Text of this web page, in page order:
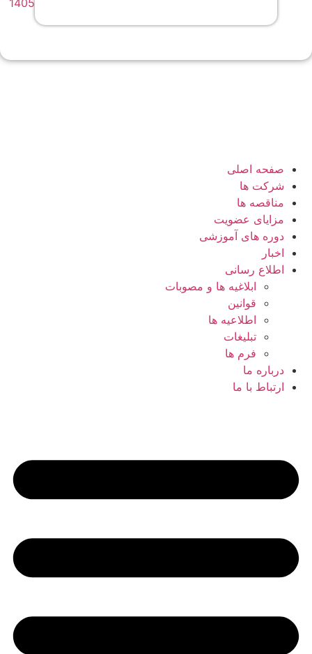
صفحه اصلی
شرکت ها
مناقصه ها
مزایای عضویت
دوره های آموزشی
اخبار
اطلاع رسانی
ابلاغیه ها و مصوبات
قوانین
اطلاعیه ها
تبلیغات
فرم ها
درباره ما
ارتباط با ما